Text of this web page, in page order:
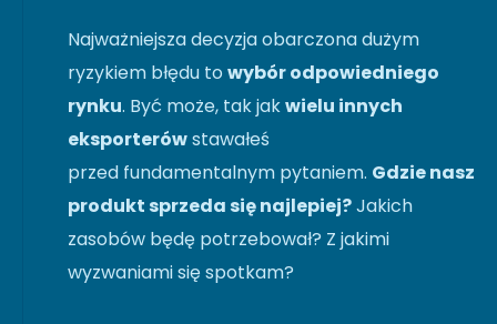
Najważniejsza decyzja obarczona dużym
ryzykiem błędu to wybór odpowiedniego
rynku. Być może, tak jakwielu innych
eksporterówstawałeś
przed fundamentalnym pytaniem. Gdzie nasz
produkt sprzeda się najlepiej?Jakich
zasobów będę potrzebował? Z jakimi
wyzwaniami się spotkam?